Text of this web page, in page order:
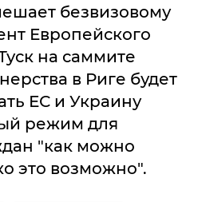
безвизовому
Европейского
на саммите
в Риге будет
ЕС и Украину
режим для
"как можно
это возможно".